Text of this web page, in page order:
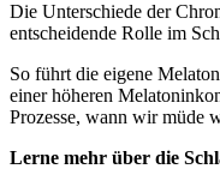
Die Unterschiede der
entscheidende Rolle im
So führt die eigene
einer höheren
Prozesse, wann wir müde
Lerne mehr über die